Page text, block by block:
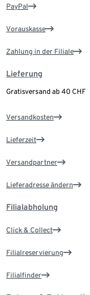
PayPal
Vorauskasse
Zahlung in der Filiale
Lieferung
Gratisversand ab 40 CHF
Versandkosten
Lieferzeit
Versandpartner
Lieferadresse ändern
Filialabholung
Click & Collect
Filialreservierung
Filialfinder